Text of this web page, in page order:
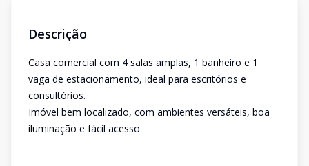
Descrição
Casa comercial com 4 salas amplas, 1 banheiro e 1
vaga de estacionamento, ideal para escritórios e
consultórios.
Imóvel bem localizado, com ambientes versáteis, boa
iluminação e fácil acesso.